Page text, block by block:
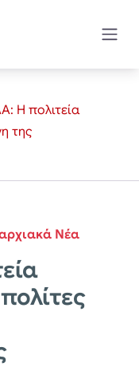
Η πολιτεία
της
Νέα